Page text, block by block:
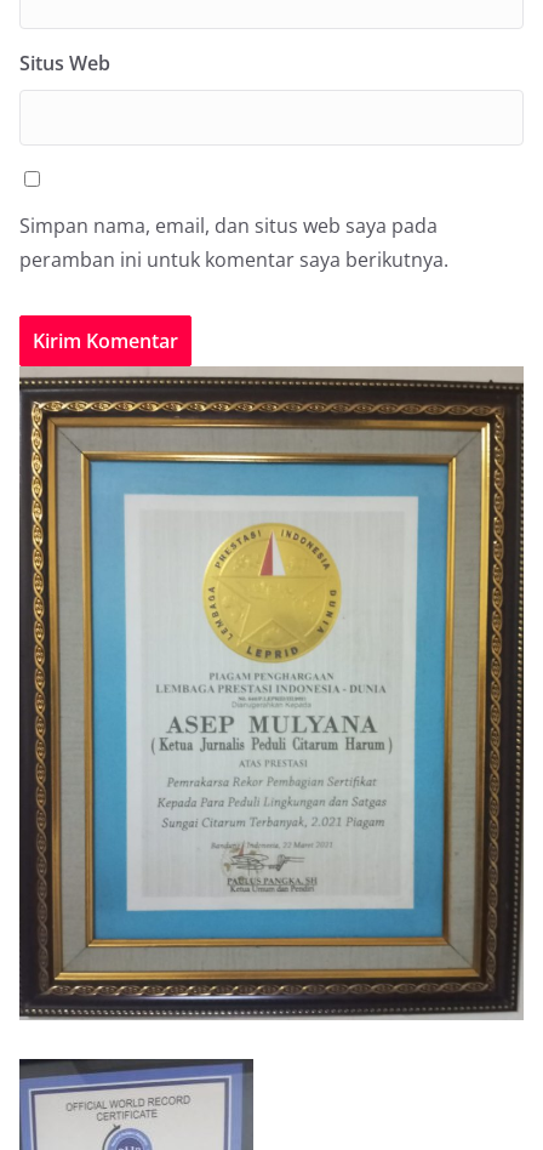
Situs Web
Simpan nama, email, dan situs web saya pada
peramban ini untuk komentar saya berikutnya.